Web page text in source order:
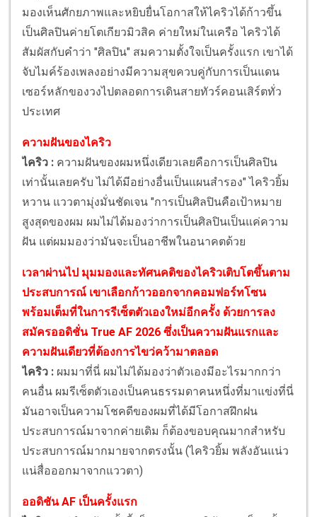
มองเห็นศักยภาพและหยิบยื่นโอกาสให้ไคริวได้ก้าวขึ้น
เป็นศิลปินค่ายโตเกียวมิวสิค ค่ายใหม่ในเครือ ไคริวได้
สัมผัสกับคำว่า "ศิลปิน" สมความตั้งใจเป็นครั้งแรก เขาได้
จับไมค์ร้องเพลงอย่างมีความสุขควบคู่กับการเป็นแดน
เซอร์หลักของวงไปตลอดการเดินสายทัวร์คอนเสิร์ตทั่ว
ประเทศ
ความฝันของไคริว
ไคริว : ความฝันของผมหนึ่งเดียวเลยคือการเป็นศิลปิน
เท่านั้นเลยครับ ไม่ได้มีอย่างอื่นเป็นแผนสำรอง" ไคริวยิ้ม
หวาน แววตามุ่งมั่นชัดเจน "การเป็นศิลปินคือเป้าหมาย
สูงสุดของผม ผมไม่ได้มองว่าการเป็นศิลปินเป็นแค่ความ
ฝัน แต่ผมมองว่ามันจะเป็นอาชีพในอนาคตด้วย
เวลาผ่านไป มุมมองและทัศนคติของไคริวเติบโตขึ้นตาม
ประสบการณ์ เขาเลือกก้าวออกจากคอมฟอร์ทโซน
พร้อมเต็มที่ในการรีเซ็ตตัวเองใหม่อีกครั้ง ด้วยการลง
สมัครออดิชั่น True AF 2026 ซึ่งเป็นความฝันแรกและ
ความฝันเดียวที่ต้องการไขว่คว้ามาตลอด
ไคริว : ผมมาที่นี่ ผมไม่ได้มองว่าตัวเองมีอะไรมากกว่า
คนอื่น ผมรีเซ็ตตัวเองเป็นคนธรรมดาคนหนึ่งที่มาแข่งที่นี่
มันอาจเป็นความโชคดีของผมที่ได้มีโอกาสฝึกฝน
ประสบการณ์มาจากค่ายเดิม ก็ต้องขอบคุณมากสำหรับ
ประสบการณ์มากมายจากตรงนั้น (ไคริวยิ้ม พลังอันแน่ว
แน่สื่อออกมาจากแววตา)
ออดิชัน AF เป็นครั้งแรก